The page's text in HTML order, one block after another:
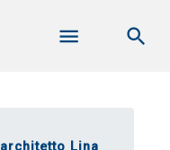
architetto Lina